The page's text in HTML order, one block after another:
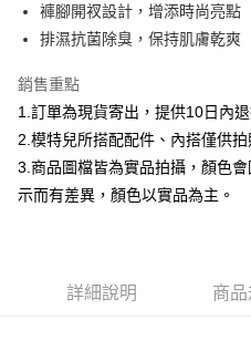
國泰世華商業銀行
臺灣中小企業銀行
聯邦商業銀行
元大商業銀行
台新國際商業銀行
台灣樂天信用卡公司
Apple Pay
悠遊付
Google Pay
全盈+PAY
【大哥付你分期使用說明】
1.本服務由台灣大哥大提供，台灣大
AFTEE先享後付
褲腳開衩設計，增添時尚亮點
排濕抗菌除臭，保持肌膚乾爽
銷售重點
1.訂單為現貨寄出，提供10日內退
2.模特兒所搭配配件、內搭僅供
3.商品圖檔皆為實品拍攝，顏色
示而有差異，顏色以實品為主。
詳細說明 商